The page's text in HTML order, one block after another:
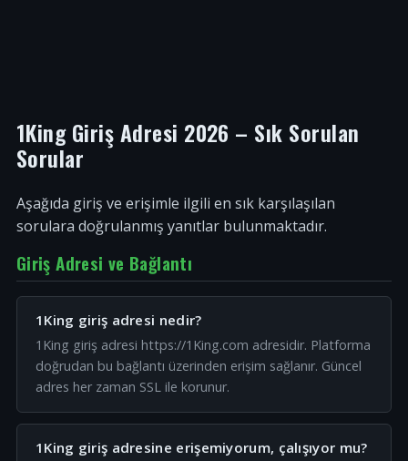
1King Giriş Adresi 2026 – Sık Sorulan
Sorular
Aşağıda giriş ve erişimle ilgili en sık karşılaşılan
sorulara doğrulanmış yanıtlar bulunmaktadır.
Giriş Adresi ve Bağlantı
1King giriş adresi nedir?
1King giriş adresi https://1King.com adresidir. Platforma
doğrudan bu bağlantı üzerinden erişim sağlanır. Güncel
adres her zaman SSL ile korunur.
1King giriş adresine erişemiyorum, çalışıyor mu?